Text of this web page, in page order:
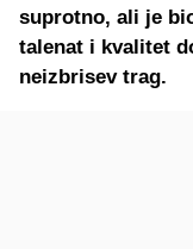
suprotno, ali je
talenat i kvalitet
neizbrisev trag.